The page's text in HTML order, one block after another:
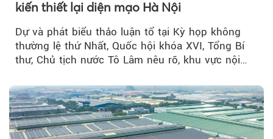
kiến thiết lại diện mạo Hà Nội
Dự và phát biểu thảo luận tổ tại Kỳ họp không
thường lệ thứ Nhất, Quốc hội khóa XVI, Tổng Bí
thư, Chủ tịch nước Tô Lâm nêu rõ, khu vực nội